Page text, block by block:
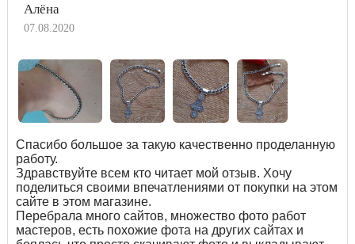
Алёна
07.08.2020
Спасибо большое за такую качественно проделанную
работу.
Здравствуйте всем кто читает мой отзыв. Хочу
поделиться своими впечатлениями от покупки на этом
сайте в этом магазине.
Перебрала много сайтов, множество фото работ
мастеров, есть похожие фота на других сайтах и